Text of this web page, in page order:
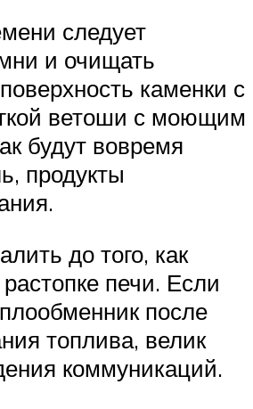
следует
и очищать
каменки с
ветоши с моющим
будут вовремя
продукты
до того, как
печи. Если
после
топлива, велик
коммуникаций.